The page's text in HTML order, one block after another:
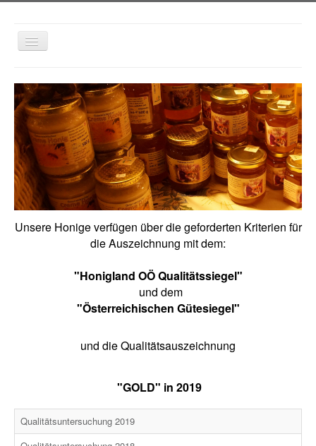
Navigation
an/aus
IMKEREI
APARTMENT KÄRNTEN
APARTMENT OBERÖSTERREICH
KONTAKT
Unsere Honige verfügen über die geforderten Kriterien für
die Auszeichnung mit dem:
"Honigland OÖ Qualitätssiegel"
und dem
"Österreichischen Gütesiegel"
und die Qualitätsauszeichnung
"GOLD" in 2019
Qualitätsuntersuchung 2019